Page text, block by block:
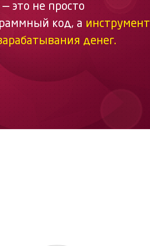
это не просто
код, а инструмент
денег.